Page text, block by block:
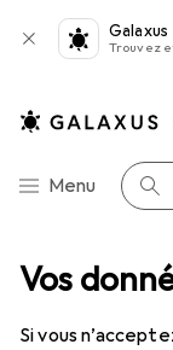
Vos
Si vous
Galaxus
Trouvez
Navigation par
Menu
Instruments